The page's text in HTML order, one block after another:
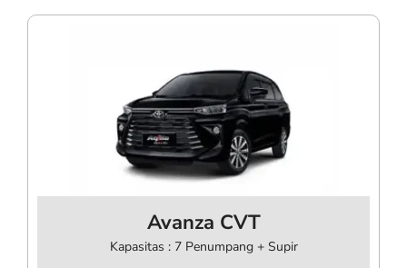
Avanza CVT
Kapasitas : 7 Penumpang + Supir